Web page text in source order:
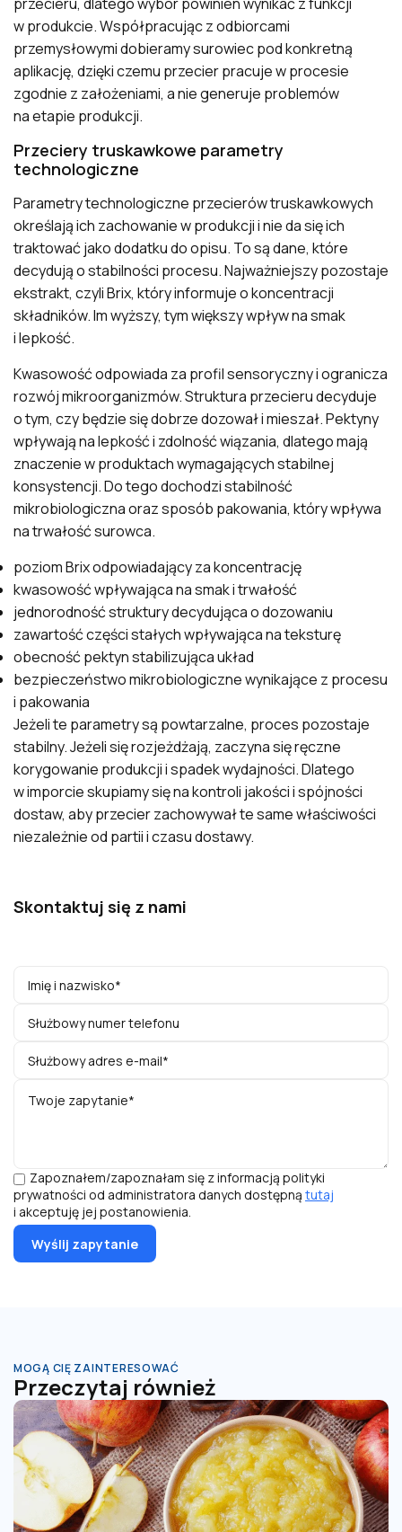
w produkcie. Współpracując z odbiorcami
przemysłowymi dobieramy surowiec pod konkretną
aplikację, dzięki czemu przecier pracuje w procesie
zgodnie z założeniami, a nie generuje problemów
na etapie produkcji.
Przeciery truskawkowe parametry
technologiczne
Parametry technologiczne przecierów truskawkowych
określają ich zachowanie w produkcji i nie da się ich
traktować jako dodatku do opisu. To są dane, które
decydują o stabilności procesu. Najważniejszy pozostaje
ekstrakt, czyli Brix, który informuje o koncentracji
składników. Im wyższy, tym większy wpływ na smak
i lepkość.
Kwasowość odpowiada za profil sensoryczny i ogranicza
rozwój mikroorganizmów. Struktura przecieru decyduje
o tym, czy będzie się dobrze dozował i mieszał. Pektyny
wpływają na lepkość i zdolność wiązania, dlatego mają
znaczenie w produktach wymagających stabilnej
konsystencji. Do tego dochodzi stabilność
mikrobiologiczna oraz sposób pakowania, który wpływa
na trwałość surowca.
poziom Brix odpowiadający za koncentrację
kwasowość wpływająca na smak i trwałość
jednorodność struktury decydująca o dozowaniu
zawartość części stałych wpływająca na teksturę
obecność pektyn stabilizująca układ
bezpieczeństwo mikrobiologiczne wynikające z procesu
i pakowania
Jeżeli te parametry są powtarzalne, proces pozostaje
stabilny. Jeżeli się rozjeżdżają, zaczyna się ręczne
korygowanie produkcji i spadek wydajności. Dlatego
w imporcie skupiamy się na kontroli jakości i spójności
dostaw, aby przecier zachowywał te same właściwości
niezależnie od partii i czasu dostawy.
Skontaktuj się z nami
Zapoznałem/zapoznałam się z informacją polityki
prywatności od administratora danych dostępną tutaj
i akceptuję jej postanowienia.
MOGĄ CIĘ ZAINTERESOWAĆ
Przeczytaj również